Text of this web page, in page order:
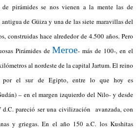
pirámides se nos vienen a la mente las de
de Güiza y una de las siete maravillas del
construidas hace alrededor de 4.500 años. Pero
Pirámides deMeroe- más de 100-, en el
al nordeste de la capital Jartum. El reino
el sur de Egipto, entre lo que hoy es
– en el margen izquierdo del Nilo- y desde
pareció ser una civilización avanzada, con
y griegas. En el año 150 a.C. los Kushitas